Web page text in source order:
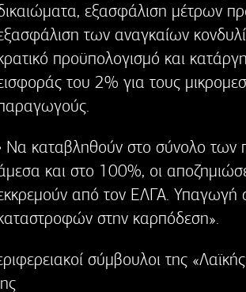
εξασφάλιση μέτρων
των αναγκαίων
προϋπολογισμό και
του 2% για τους
Να καταβληθούν στο σύνολο
και στο 100%, οι
από τον ΕΛΓΑ. Υπαγωγή
στην καρπόδεση».
σύμβουλοι της